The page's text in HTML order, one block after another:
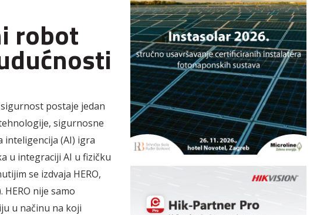
robot
postaje jedan
sigurnosne
(AI) igra
u integraciji AI u fizičku
se izdvaja HERO,
nije samo
u načinu na koji